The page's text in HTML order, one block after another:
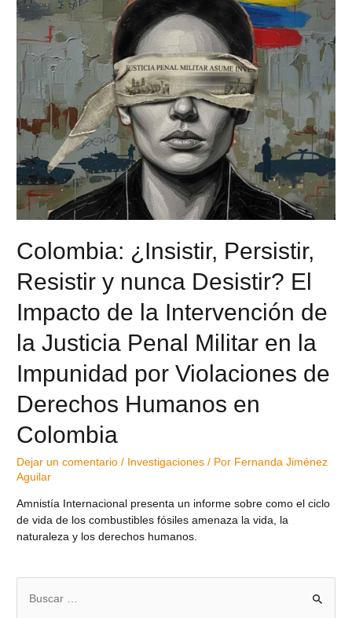
Colombia: ¿Insistir, Persistir,
Resistir y nunca Desistir? El
Impacto de la Intervención de
la Justicia Penal Militar en la
Impunidad por Violaciones de
Derechos Humanos en
Colombia
Dejar un comentario / Investigaciones / Por Fernanda Jiménez
Aguilar
Amnistía Internacional presenta un informe sobre como el ciclo
de vida de los combustibles fósiles amenaza la vida, la
naturaleza y los derechos humanos.